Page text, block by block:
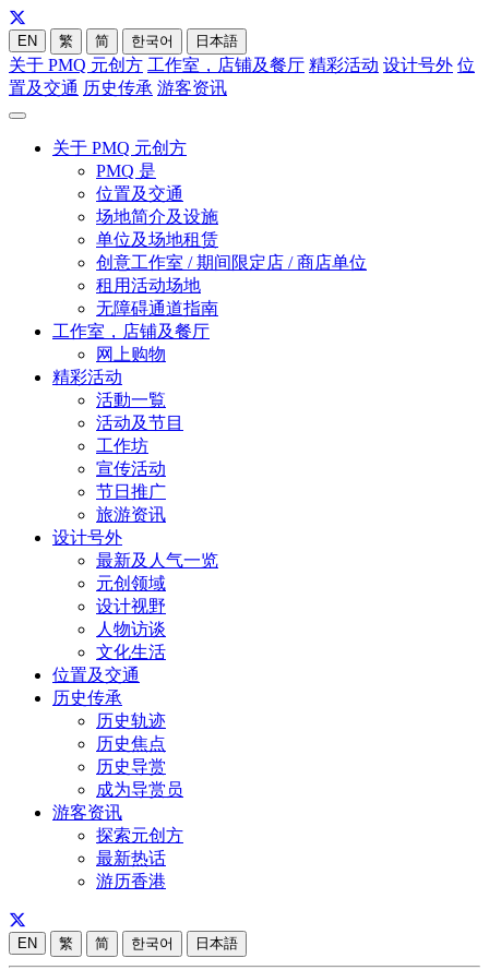
EN 繁 简 한국어 日本語
关于 PMQ 元创方 工作室，店铺及餐厅 精彩活动 设计号外 位
置及交通 历史传承 游客资讯
关于 PMQ 元创方
PMQ 是
位置及交通
场地简介及设施
单位及场地租赁
创意工作室 / 期间限定店 / 商店单位
租用活动场地
无障碍通道指南
工作室，店铺及餐厅
网上购物
精彩活动
活動一覧
活动及节目
工作坊
宣传活动
节日推广
旅游资讯
设计号外
最新及人气一览
元创领域
设计视野
人物访谈
文化生活
位置及交通
历史传承
历史轨迹
历史焦点
历史导赏
成为导赏员
游客资讯
探索元创方
最新热话
游历香港
EN 繁 简 한국어 日本語